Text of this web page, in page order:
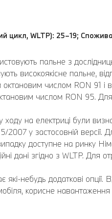
WLTP): 25–19;
пальне з
високоякісне пальне,
октановим числом RON 91
числом RON 95.
на електриці були
у застосовній версії.
доступне на ринку
дані згідно з WLTP. Для
небудь додаткові
корисне навантаження